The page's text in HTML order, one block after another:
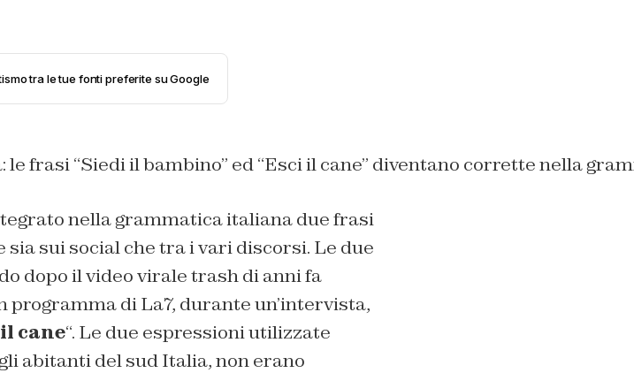
tra le tue fonti preferite su Google
frasi “Siedi il bambino” ed “Esci il cane” diventano corrette nella
nella grammatica italiana due frasi
sui social che tra i vari discorsi. Le due
dopo il video viraletrashdi anni fa
di La7, durante un’intervista,
cane“. Le due espressioni utilizzate
abitanti del sud Italia, non erano